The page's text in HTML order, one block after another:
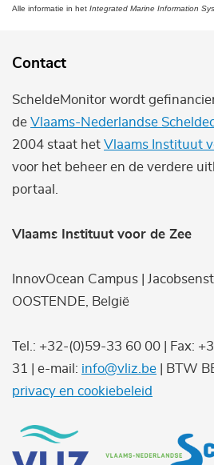
Alle informatie in het Integrated Marine Information
Contact
ScheldeMonitor wordt
de Vlaams-Nederlandse
2004 staat het Vlaams Instituut
voor het beheer en de verdere
portaal.
Vlaams Instituut voor de Zee
InnovOcean Campus |
OOSTENDE, België
Tel.: +32-(0)59-33 60 00 | Fax:
31 | e-mail: info@vliz.be | BTW
privacy en cookiebeleid